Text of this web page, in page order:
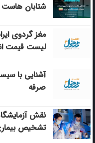
شتابان هاست
مغز گردوی
لیست قیمت
آشنایی با
صرفه
نقش
تشخیص